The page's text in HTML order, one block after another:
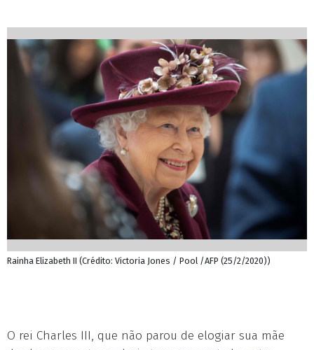
Rainha Elizabeth II (Crédito: Victoria Jones / Pool /AFP (25/2/2020))
O rei Charles III, que não parou de elogiar sua mãe